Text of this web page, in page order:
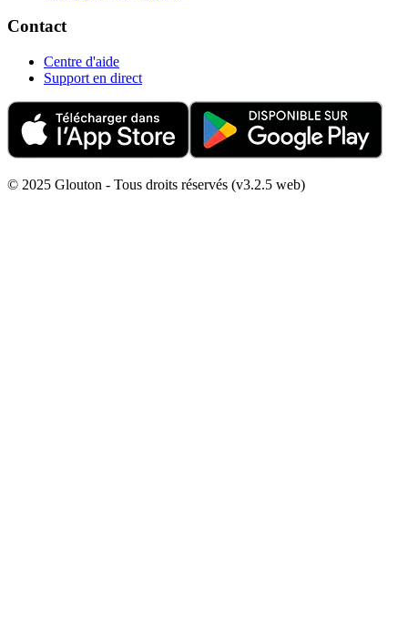
Contact
Centre d'aide
Support en direct
© 2025 Glouton - Tous droits réservés (v3.2.5 web)